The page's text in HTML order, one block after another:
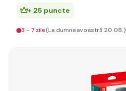
+ 25 puncte
3 - 7 zile(La dumneavoastră 20.08.)